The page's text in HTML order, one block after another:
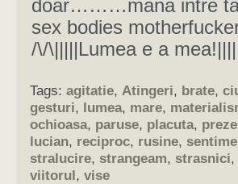
doar………mana intre
sex bodies
/\/\|||||Lumea e a
Tags: agitatie, Atingeri, brate,
gesturi, lumea, mare,
ochioasa, paruse, placuta,
lucian, reciproc, rusine,
stralucire, strangeam, strasnici,
viitorul, vise